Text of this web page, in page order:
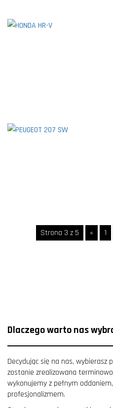
Strona 3 z 5 « 1
Dlaczego warto nas
Decydując się na nas, wybierasz
zostanie zrealizowana
wykonujemy z pełnym
profesjonalizmem.